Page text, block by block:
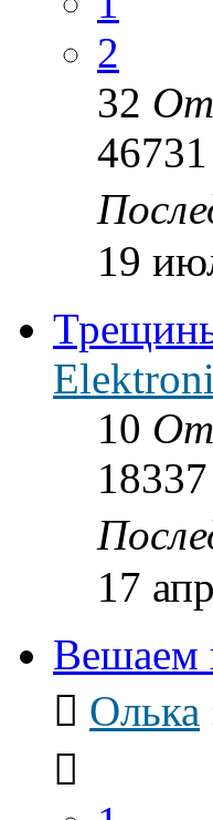
2
32
46731
19
10
18337
17
Вешаем
Олька